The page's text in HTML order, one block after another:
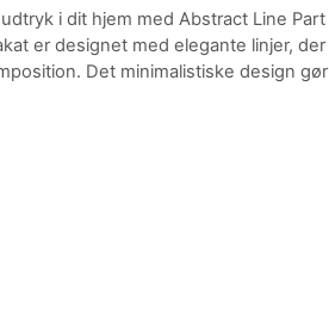
i dit hjem med Abstract Line Part
er designet med elegante linjer,
Det minimalistiske design